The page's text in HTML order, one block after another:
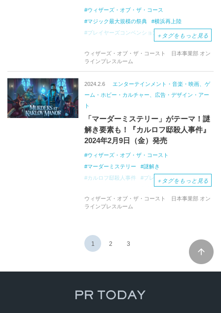
ウィザーズ・オブ・ザ・コース
マジック最大規模の祭典
横浜再上陸
プレイヤーズコンベンション横浜
楽天ブックス
マジック：ザ・ギャザリング
マジック
＋ タグをもっと見る
ウィザーズ・オブ・ザ・コースト 日本事業部 オン
ラインプレスルーム
2024.2.6
エンターテインメント・音楽・映画、ゲ
ーム・ホビー・カルチャー、広告・デザイン・アー
ト
「マーダーミステリー」がテーマ！謎
解き要素も！『カルロフ邸殺人事件』
2024年2月9日（金）発売
ウィザーズ・オブ・ザ・コースト
マーダーミステリー
謎解き
カルロフ邸殺人事件
プレイ・ブースター
マジック：ザ・ギャザリング
マジック
ハチ公
＋ タグをもっと見る
ウィザーズ・オブ・ザ・コースト 日本事業部 オン
ラインプレスルーム
1 2 3